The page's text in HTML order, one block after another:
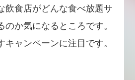
飲食店がどんな食べ放題サ
のか気になるところです。
キャンペーンに注目です。